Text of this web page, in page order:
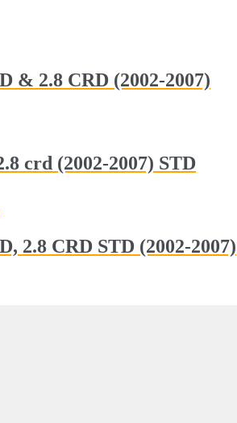
& 2.8 CRD (2002-2007)
crd (2002-2007) STD
2.8 CRD STD (2002-2007)